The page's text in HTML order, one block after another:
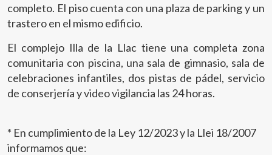
completo. El piso cuenta con una plaza de parking y un
trastero en el mismo edificio.
El complejo Illa de la Llac tiene una completa zona
comunitaria con piscina, una sala de gimnasio, sala de
celebraciones infantiles, dos pistas de pádel, servicio
de conserjería y video vigilancia las 24 horas.
* En cumplimiento de la Ley 12/2023 y la Llei 18/2007
informamos que: